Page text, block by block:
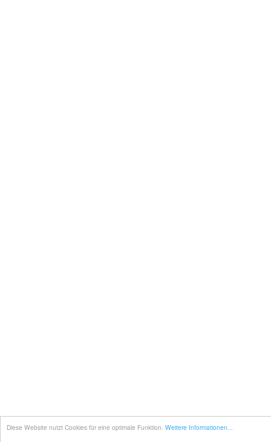
Diese Website nutzt Cookies für eine optimale Funktion. Weitere Informationen...